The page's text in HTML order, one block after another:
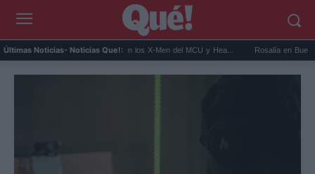
Últimas Noticias- Noticias Que!:
Kit Connor será Cíclope en los X-Men del MCU y Hea... Rosalía en Buenos